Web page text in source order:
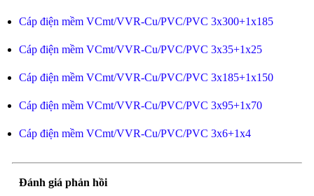
Cáp điện mềm VCmt/VVR-Cu/PVC/PVC 3x300+1x185
Cáp điện mềm VCmt/VVR-Cu/PVC/PVC 3x35+1x25
Cáp điện mềm VCmt/VVR-Cu/PVC/PVC 3x185+1x150
Cáp điện mềm VCmt/VVR-Cu/PVC/PVC 3x95+1x70
Cáp điện mềm VCmt/VVR-Cu/PVC/PVC 3x6+1x4
Đánh giá phản hồi